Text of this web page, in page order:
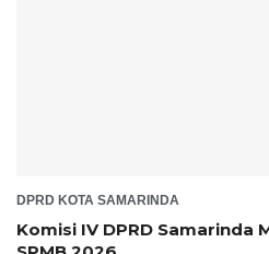
DPRD KOTA SAMARINDA
Komisi IV DPRD Samarinda